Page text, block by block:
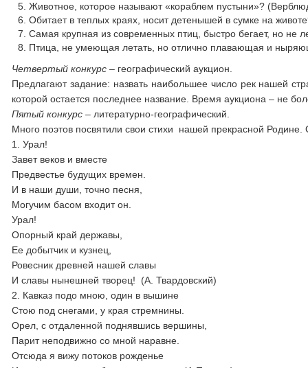
Животное, которое называют «кораблем пустыни»?
Обитает в теплых краях, носит детенышей в сумке на
Самая крупная из современных птиц, быстро бегает, но не
Птица, не умеющая летать, но отлично плавающая и
Четвертый конкурс – географический аукцион.
Предлагают задание: назвать наибольшее число рек нашей
которой остается последнее название. Время аукциона – не
Пятый конкурс – литературно-географический.
Много поэтов посвятили свои стихи нашей прекрасной
1. Урал!
Завет веков и вместе
Предвестье будущих времен.
И в наши души, точно песня,
Могучим басом входит он.
Урал!
Опорный край державы,
Ее добытчик и кузнец,
Ровесник древней нашей славы
И славы нынешней творец! (А. Твардовский)
2. Кавказ подо мною, один в вышине
Стою под снегами, у края стремнины.
Орел, с отдаленной поднявшись вершины,
Парит неподвижно со мной наравне.
Отсюда я вижу потоков рожденье